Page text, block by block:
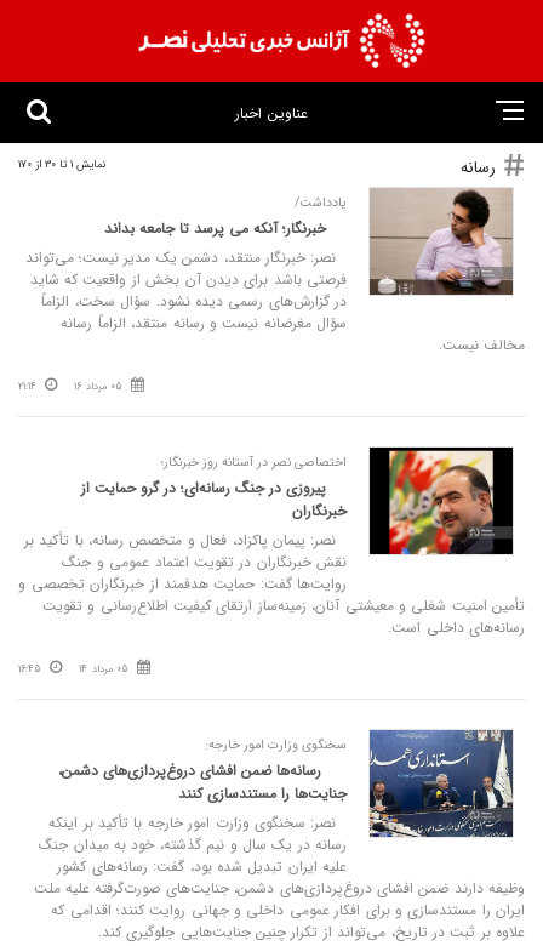
عناوین اخبار
رسانه نمایش 1 تا 30 از 170
یادداشت/
خبرنگار؛ آنکه می‌ پرسد تا جامعه بداند
نصر: خبرنگار منتقد، دشمن یک مدیر نیست؛ می‌تواند
فرصتی باشد برای دیدن آن بخش از واقعیت که شاید
در گزارش‌های رسمی دیده نشود. سؤال سخت، الزاماً
سؤال مغرضانه نیست و رسانه منتقد، الزاماً رسانه
مخالف نیست.
05 مرداد 16 21:14
اختصاصی نصر در آستانه روز خبرنگار؛
پیروزی در جنگ رسانه‌ای؛ در گرو حمایت از
خبرنگاران
نصر: پیمان پاکزاد، فعال و متخصص رسانه، با تأکید بر
نقش خبرنگاران در تقویت اعتماد عمومی و جنگ
روایت‌ها گفت: حمایت هدفمند از خبرنگاران تخصصی و
تأمین امنیت شغلی و معیشتی آنان، زمینه‌ساز ارتقای کیفیت اطلاع‌رسانی و تقویت
رسانه‌های داخلی است.
05 مرداد 14 16:45
سخنگوی وزارت امور خارجه:
رسانه‌ها ضمن افشای دروغ‌پردازی‌های دشمن،
جنایت‌ها را مستندسازی کنند
نصر: سخنگوی وزارت امور خارجه با تأکید بر اینکه
رسانه در یک سال و نیم گذشته، خود به میدان جنگ
علیه ایران تبدیل شده بود، گفت: رسانه‌های کشور
وظیفه دارند ضمن افشای دروغ‌پردازی‌های دشمن، جنایت‌های صورت‌گرفته علیه ملت
ایران را مستندسازی و برای افکار عمومی داخلی و جهانی روایت کنند؛ اقدامی که
علاوه بر ثبت در تاریخ، می‌تواند از تکرار چنین جنایت‌هایی جلوگیری کند.